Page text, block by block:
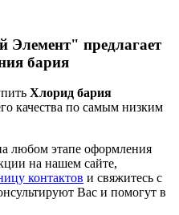
предлагает
бария
Хлорид бария
качества по самым низким
любом этапе оформления
на нашем сайте,
контактов и свяжитесь с
Вас и помогут в